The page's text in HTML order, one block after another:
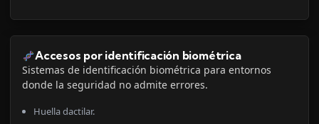
Accesos por identificación biométrica
Sistemas de identificación biométrica para entornos
donde la seguridad no admite errores.
Huella dactilar.